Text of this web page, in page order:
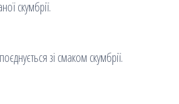
скумбрії.
зі смаком скумбрії.